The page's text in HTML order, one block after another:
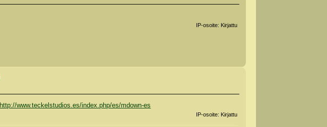
IP-osoite: Kirjattu
http://www.teckelstudios.es/index.php/es/mdown-es
IP-osoite: Kirjattu